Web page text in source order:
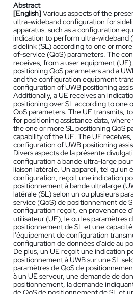
Abstract
[English]Various aspects of the
ultra-wideband configuration for
apparatus, such as a configuration
indication to perform ultra-wideband
sidelink (SL) according to one or
of-service (QoS) parameters. The
receives, from a user equipment
positioning QoS parameters and a
and the configuration equipment
configuration of UWB positioning
Additionally, a UE receives an
positioning over SL according to one
QoS parameters. The UE transmits,
for positioning assistance data,
the one or more SL positioning QoS
capability of the UE. The UE
configuration of UWB positioning
Divers aspects de la présente
configuration à bande ultra-large
liaison latérale. Un appareil, tel qu'un
configuration, reçoit une indication
positionnement à bande ultralarge
latérale (SL) selon un ou plusieurs
service (QoS) de positionnement de
configuration reçoit, en provenance
utilisateur (UE), le ou les paramètres
positionnement de SL et une
l'équipement de configuration
configuration de données d'aide au
De plus, un UE reçoit une indication
positionnement à UWB sur une SL
paramètres de QoS de
à un UE serveur, une demande de
positionnement, la demande